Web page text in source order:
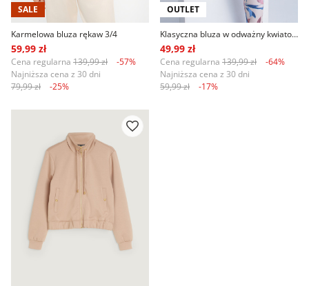
SALE
Karmelowa bluza rękaw 3/4
59,99 zł
Cena regularna 139,99 zł
-57%
Najniższa cena z 30 dni
79,99 zł
-25%
OUTLET
Klasyczna bluza w odważny kwiatowy wzór
49,99 zł
Cena regularna 139,99 zł
-64%
Najniższa cena z 30 dni
59,99 zł
-17%